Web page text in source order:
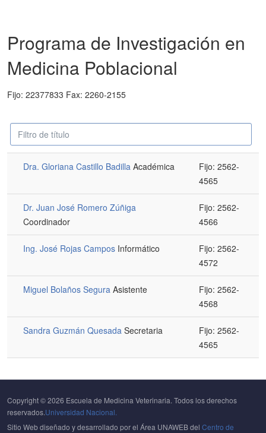
Programa de Investigación en
Medicina Poblacional
Fijo: 22377833 Fax: 2260-2155
Despublicado Campo
'Filtrar'
Dra. Gloriana Castillo Badilla Académica
Fijo: 2562-
4565
Dr. Juan José Romero Zúñiga
Coordinador
Fijo: 2562-
4566
Ing. José Rojas Campos Informático
Fijo: 2562-
4572
Miguel Bolaños Segura Asistente
Fijo: 2562-
4568
Sandra Guzmán Quesada Secretaria
Fijo: 2562-
4565
Copyright © 2026 Escuela de Medicina Veterinaria. Todos los derechos
reservados.Universidad Nacional.
Sitio Web diseñado y desarrollado por el Área UNAWEB del Centro de